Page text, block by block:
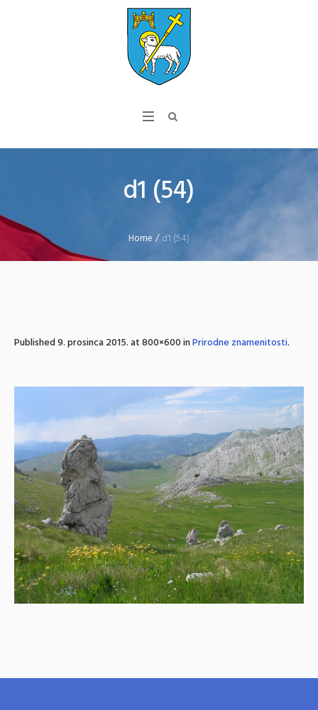
d1 (54)
Home /d1 (54)
Published9. prosinca 2015.at 800×600 inPrirodne znamenitosti.